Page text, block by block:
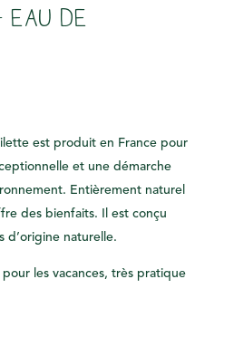
Eau de
est produit en France pour
et une démarche
Entièrement naturel
des bienfaits. Il est conçu
d’origine naturelle.
les vacances, très pratique